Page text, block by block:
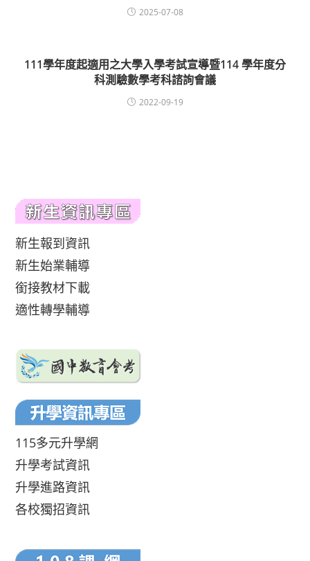
2025-07-08
111學年度起適用之大學入學考試宣導暨114 學年度分
科測驗數學考科諮詢會議
2022-09-19
新生報到資訊
新生始業輔導
銜接教材下載
適性轉學輔導
115多元升學網
升學考試資訊
升學進路資訊
各校獨招資訊